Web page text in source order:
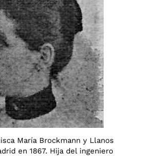
María Brockmann y Llanos
en 1867. Hija del ingeniero